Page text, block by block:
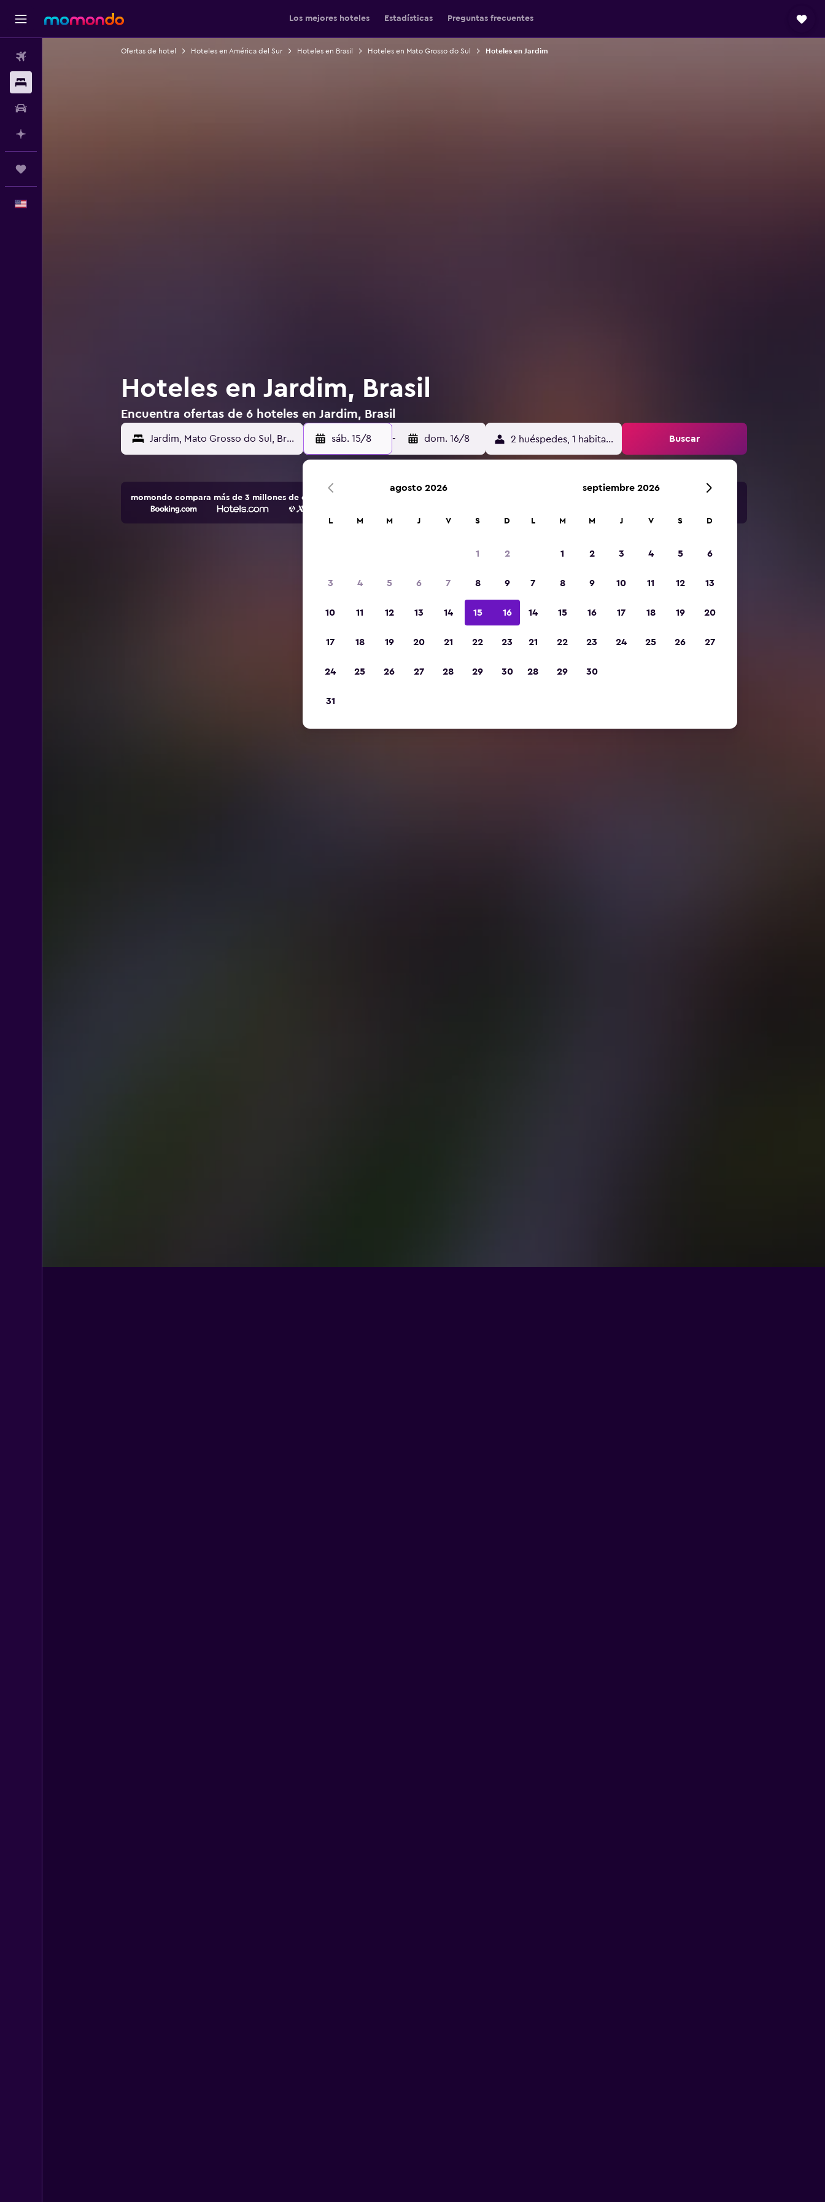
Los mejores hoteles Estadísticas Preguntas frecuentes
Ofertas de hotel Hoteles en América del Sur Hoteles en Brasil Hoteles en Mato Grosso do Sul Hoteles en Jardim
Hoteles en Jardim, Brasil
Encuentra ofertas de 6 hoteles en Jardim, Brasil
sáb. 15/8 - dom. 16/8 2 huéspedes, 1 habitación Buscar
momondo compara más de 3 millones de opciones de hoteles y alojamientos.
agosto 2026
L M M J V S D
1 2
3 4 5 6 7 8 9
10 11 12 13 14 15 16
17 18 19 20 21 22 23
24 25 26 27 28 29 30
31
septiembre 2026
L M M J V S D
1 2 3 4 5 6
7 8 9 10 11 12 13
14 15 16 17 18 19 20
21 22 23 24 25 26 27
28 29 30